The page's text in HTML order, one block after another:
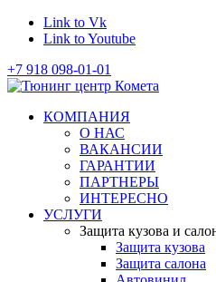
Link to Vk
Link to Youtube
+7 918 098-01-01
КОМПАНИЯ
О НАС
ВАКАНСИИ
ГАРАНТИИ
ПАРТНЕРЫ
ИНТЕРЕСНО
УСЛУГИ
Защита кузова и
Защита кузова
Защита салона